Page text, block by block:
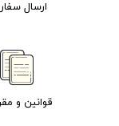
ارسال
قوانین و